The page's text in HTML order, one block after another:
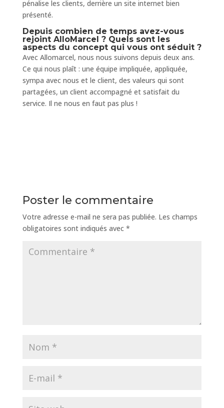
pénalise les clients, derrière un site internet bien
présenté.
Depuis combien de temps avez-vous
rejoint AlloMarcel ? Quels sont les
aspects du concept qui vous ont séduit ?
Avec Allomarcel, nous nous suivons depuis deux ans.
Ce qui nous plaît : une équipe impliquée, appliquée,
sympa avec nous et le client, des valeurs qui sont
partagées, un client accompagné et satisfait du
service. Il ne nous en faut pas plus !
Poster le commentaire
Votre adresse e-mail ne sera pas publiée. Les champs
obligatoires sont indiqués avec *